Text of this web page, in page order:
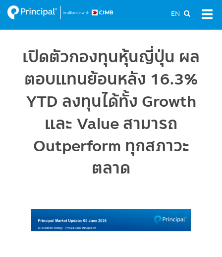
Skip
to
main
EN
เปิดตัวกองทุนหุ้นญี่ปุ่น ผล
ตอบแทนย้อนหลัง 16.3%
YTD ลงทุนได้ทั้ง Growth
และ Value สามารถ
Outperform ทุกสภาวะ
ตลาด